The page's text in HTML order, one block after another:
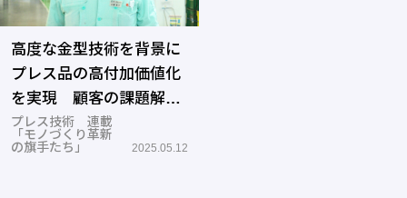
高度な金型技術を背景に
プレス品の高付加価値化
を実現 顧客の課題解決
に邁進する
プレス技術 連載
「モノづくり革新
の旗手たち」
2025.05.12